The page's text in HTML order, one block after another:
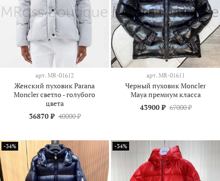
арт. MR-01612
Женский пуховик Parana
Moncler светло - голубого
цвета
36870 ₽ 40000 ₽
арт. MR-01611
Черный пуховик Moncler
Maya премиум класса
43900 ₽ 67000 ₽
-34% -34%